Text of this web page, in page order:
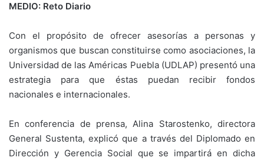
MEDIO: Reto Diario
Con el propósito de ofrecer asesorías a personas y
organismos que buscan constituirse como asociaciones, la
Universidad de las Américas Puebla (UDLAP) presentó una
estrategia para que éstas puedan recibir fondos
nacionales e internacionales.
En conferencia de prensa, Alina Starostenko, directora
General Sustenta, explicó que a través del Diplomado en
Dirección y Gerencia Social que se impartirá en dicha